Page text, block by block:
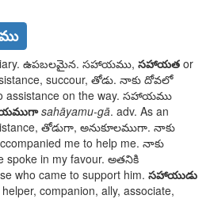
ఉపబలమైన. సహాయము, సహాయత or
succour, తోడు. నాకు దోవలో
assistance on the way. సహాయము
sahāyamu-gā. adv. As an
తోడుగా, అనుకూలముగా. నాకు
me to help me. నాకు
spoke in my favour. అతనికి
who came to support him. సహాయుడు
companion, ally, associate,